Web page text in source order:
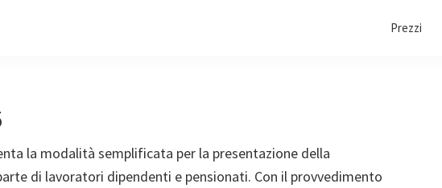
Prezzi
la modalità semplificata per la presentazione della
di lavoratori dipendenti e pensionati. Con il provvedimento